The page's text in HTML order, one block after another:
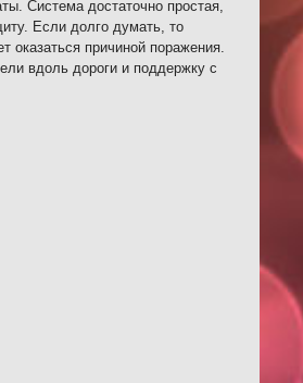
Система достаточно простая,
Если долго думать, то
оказаться причиной поражения.
вдоль дороги и поддержку с